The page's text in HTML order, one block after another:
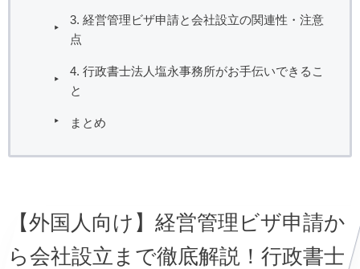
3. 経営管理ビザ申請と会社設立の関連性・注意
点
4. 行政書士法人塩永事務所がお手伝いできるこ
と
まとめ
【外国人向け】経営管理ビザ申請か
ら会社設立まで徹底解説！行政書士